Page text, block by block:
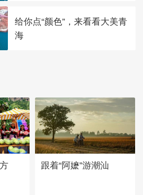
给你点“颜色”，来看看大美青
海
跟着“阿嬷”游潮汕